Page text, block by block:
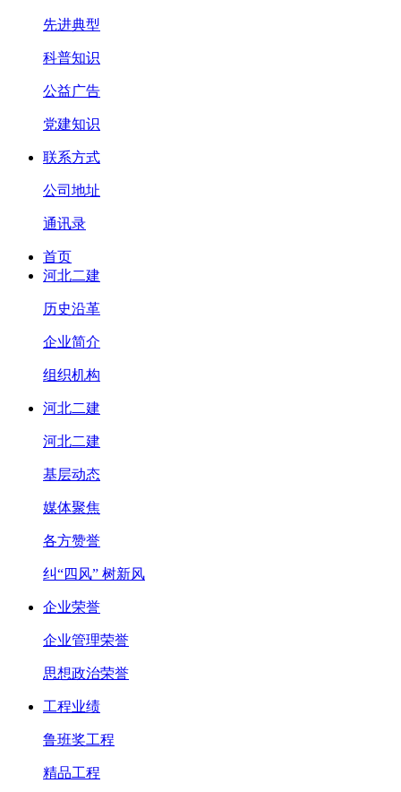
先进典型
科普知识
公益广告
党建知识
联系方式
公司地址
通讯录
首页
河北二建
历史沿革
企业简介
组织机构
河北二建
河北二建
基层动态
媒体聚焦
各方赞誉
纠“四风” 树新风
企业荣誉
企业管理荣誉
思想政治荣誉
工程业绩
鲁班奖工程
精品工程